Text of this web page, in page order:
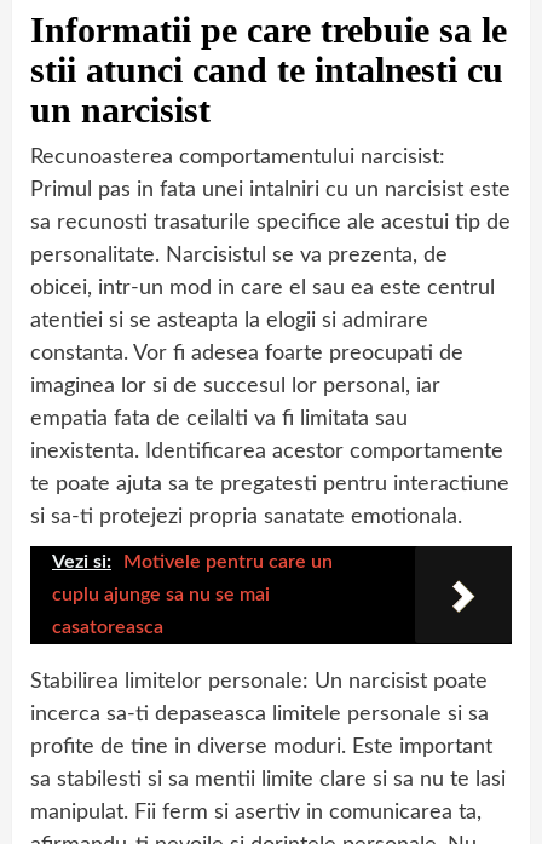
Informatii pe care trebuie sa le
stii atunci cand te intalnesti cu
un narcisist
Recunoasterea comportamentului narcisist:
Primul pas in fata unei intalniri cu un narcisist este
sa recunosti trasaturile specifice ale acestui tip de
personalitate. Narcisistul se va prezenta, de
obicei, intr-un mod in care el sau ea este centrul
atentiei si se asteapta la elogii si admirare
constanta. Vor fi adesea foarte preocupati de
imaginea lor si de succesul lor personal, iar
empatia fata de ceilalti va fi limitata sau
inexistenta. Identificarea acestor comportamente
te poate ajuta sa te pregatesti pentru interactiune
si sa-ti protejezi propria sanatate emotionala.
Vezi si:
Motivele pentru care un
cuplu ajunge sa nu se mai
casatoreasca
Stabilirea limitelor personale: Un narcisist poate
incerca sa-ti depaseasca limitele personale si sa
profite de tine in diverse moduri. Este important
sa stabilesti si sa mentii limite clare si sa nu te lasi
manipulat. Fii ferm si asertiv in comunicarea ta,